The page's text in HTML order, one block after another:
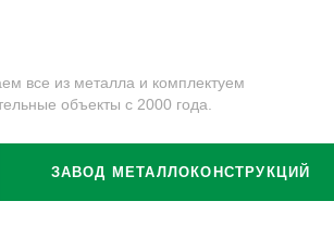
все из металла и комплектуем
объекты с 2000 года.
ЗАВОД МЕТАЛЛОКОНСТРУКЦИЙ